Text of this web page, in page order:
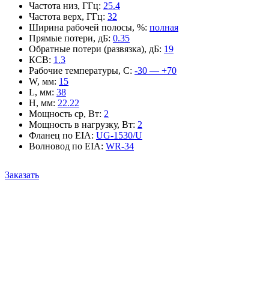
Частота низ, ГГц: 25.4
Частота верх, ГГц: 32
Ширина рабочей полосы, %: полная
Прямые потери, дБ: 0.35
Обратные потери (развязка), дБ: 19
КСВ: 1.3
Рабочие температуры, С: -30 — +70
W, мм: 15
L, мм: 38
H, мм: 22.22
Мощность ср, Вт: 2
Мощность в нагрузку, Вт: 2
Фланец по EIA: UG-1530/U
Волновод по EIA: WR-34
Заказать